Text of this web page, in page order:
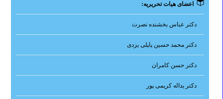
اعضای هیات تحریریه:
دکتر عباس بخشنده نصرت
دکتر محمد حسین پاپلی یزدی
دکتر حسن کامران
دکتر یداله کریمی پور